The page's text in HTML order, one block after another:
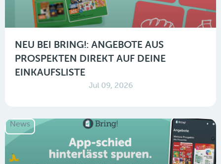
NEU BEI BRING!: ANGEBOTE AUS
PROSPEKTEN DIREKT AUF DEINE
EINKAUFSLISTE
Jul 09, 2026
News